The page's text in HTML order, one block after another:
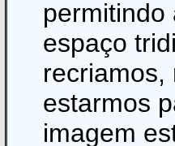
permitindo
espaço
recriamos,
estarmos
imagem